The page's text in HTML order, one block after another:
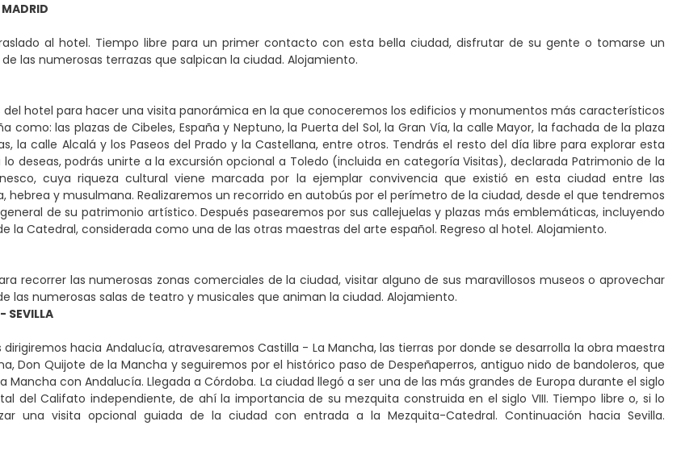
al hotel. Tiempo libre para un primer contacto con esta bella ciudad, disfrutar de su gente o tomarse un
las numerosas terrazas que salpican la ciudad. Alojamiento.
del hotel para hacer una visita panorámica en la que conoceremos los edificios y monumentos más característicos
como: las plazas de Cibeles, España y Neptuno, la Puerta del Sol, la Gran Vía, la calle Mayor, la fachada de la plaza
la calle Alcalá y los Paseos del Prado y la Castellana, entre otros. Tendrás el resto del día libre para explorar esta
lo deseas, podrás unirte a la excursión opcional a Toledo (incluida en categoría Visitas), declarada Patrimonio de la
cuya riqueza cultural viene marcada por la ejemplar convivencia que existió en esta ciudad entre las
hebrea y musulmana. Realizaremos un recorrido en autobús por el perímetro de la ciudad, desde el que tendremos
de su patrimonio artístico. Después pasearemos por sus callejuelas y plazas más emblemáticas, incluyendo
la Catedral, considerada como una de las otras maestras del arte español. Regreso al hotel. Alojamiento.
recorrer las numerosas zonas comerciales de la ciudad, visitar alguno de sus maravillosos museos o aprovechar
las numerosas salas de teatro y musicales que animan la ciudad. Alojamiento.
SEVILLA
dirigiremos hacia Andalucía, atravesaremos Castilla - La Mancha, las tierras por donde se desarrolla la obra maestra
Don Quijote de la Mancha y seguiremos por el histórico paso de Despeñaperros, antiguo nido de bandoleros, que
Mancha con Andalucía. Llegada a Córdoba. La ciudad llegó a ser una de las más grandes de Europa durante el siglo
del Califato independiente, de ahí la importancia de su mezquita construida en el siglo VIII. Tiempo libre o, si lo
una visita opcional guiada de la ciudad con entrada a la Mezquita-Catedral. Continuación hacia Sevilla.